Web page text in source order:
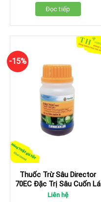
Đọc tiếp
-15%
Thuốc Trừ Sâu Director
70EC Đặc Trị Sâu Cuốn Lá
Liên hệ